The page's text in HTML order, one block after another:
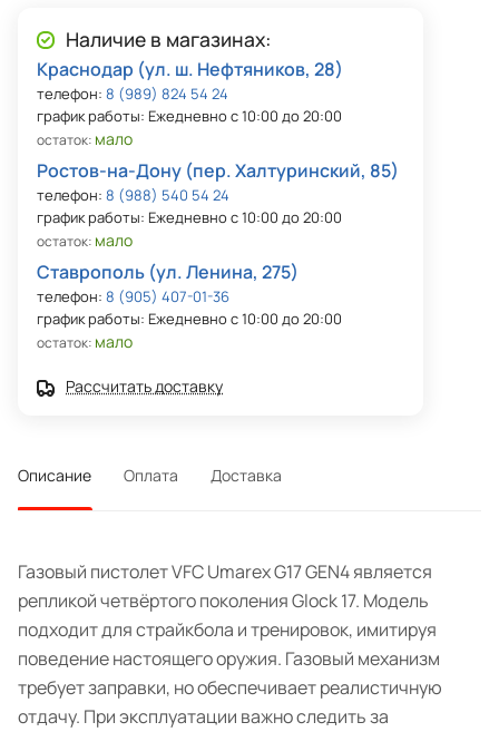
Наличие в магазинах:
Краснодар (ул. ш. Нефтяников, 28)
телефон: 8 (989) 824 54 24
график работы: Ежедневно с 10:00 до 20:00
остаток: мало
Ростов-на-Дону (пер. Халтуринский, 85)
телефон: 8 (988) 540 54 24
график работы: Ежедневно с 10:00 до 20:00
остаток: мало
Ставрополь (ул. Ленина, 275)
телефон: 8 (905) 407-01-36
график работы: Ежедневно с 10:00 до 20:00
остаток: мало
Рассчитать доставку
Описание Оплата Доставка
Газовый пистолет VFC Umarex G17 GEN4 является
репликой четвёртого поколения Glock 17. Модель
подходит для страйкбола и тренировок, имитируя
поведение настоящего оружия. Газовый механизм
требует заправки, но обеспечивает реалистичную
отдачу. При эксплуатации важно следить за